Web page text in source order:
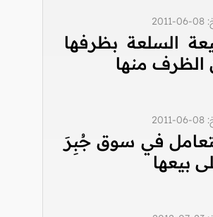
السلعة بظرفها
الظرف منها
في سوق جُبِرَ
بيعها